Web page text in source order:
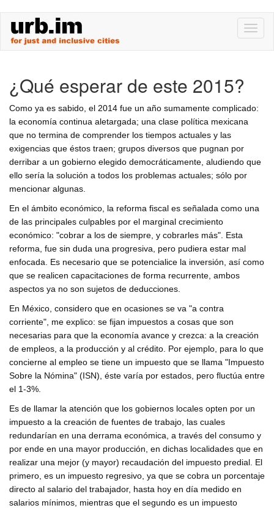
main
¿Qué esperar de este 2015?
Como ya es sabido, el 2014 fue un año sumamente complicado:
la economía continua aletargada; una clase política mexicana
que no termina de comprender los tiempos actuales y las
exigencias que éstos traen; grupos diversos que pugnan por
derribar a un gobierno elegido democráticamente, aludiendo que
ello sería la solución a todos los problemas actuales; sólo por
mencionar algunas.
En el ámbito económico, la reforma fiscal es señalada como una
de las principales culpables por el marginal crecimiento
económico: "cobrar a los de siempre, y cobrarles más". Esta
reforma, fue sin duda una progresiva, pero pudiera estar mal
enfocada. Es necesario que se potencialice la inversión, así como
que se realicen capacitaciones de forma recurrente, ambos
aspectos ya no son sujetos de deducciones.
En México, considero que en ocasiones se va "a contra
corriente", me explico: se fijan impuestos a cosas que son
necesarias para que la economía avance y crezca: a la creación
de empleos, a la producción y al crédito. Por ejemplo, para lo que
concierne al empleo se tiene un impuesto que se llama "Impuesto
Sobre la Nómina" (ISN), éste varía por estados, pero fluctúa entre
el 1-3%.
Es de llamar la atención que los gobiernos locales opten por un
impuesto a la creación de fuentes de trabajo, las cuales
redundarían en una derrama económica, a través del consumo y
por ende en una mayor producción, en dichas localidades que en
realizar una mejor (y mayor) recaudación del impuesto predial. El
primero, es un impuesto regresivo, ya que se cobra un porcentaje
directo al salario del trabajador, hasta hoy en día medido en
salarios mínimos, mientras que el segundo es un impuesto